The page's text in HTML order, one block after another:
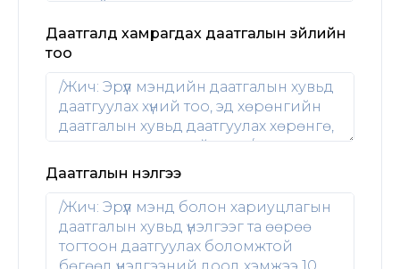
Даатгалд хамрагдах даатгалын зүйлийн
тоо
Даатгалын үнэлгээ